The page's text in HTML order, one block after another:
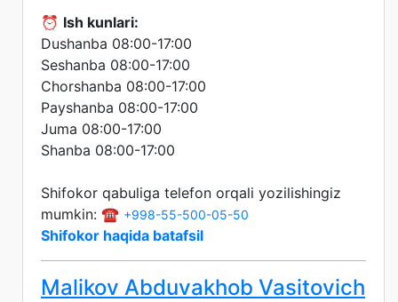
⏰ Ish kunlari:
Dushanba 08:00-17:00
Seshanba 08:00-17:00
Chorshanba 08:00-17:00
Payshanba 08:00-17:00
Juma 08:00-17:00
Shanba 08:00-17:00
Shifokor qabuliga telefon orqali yozilishingiz
mumkin: ☎️ +998-55-500-05-50
Shifokor haqida batafsil
Malikov Abduvakhob Vasitovich